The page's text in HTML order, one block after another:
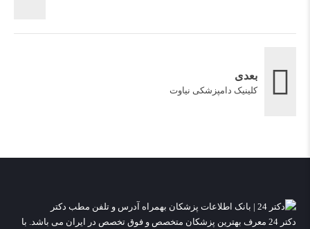
بعدی
کلینیک دامپزشکی نیاوت
دکتر 24
معرف بهترین پزشکان متخصص و فوق تخصص در ایران می باشد. با